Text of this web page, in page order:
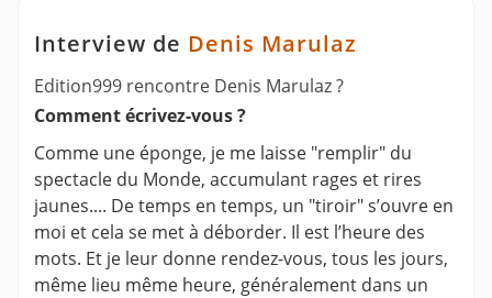
Interview de Denis Marulaz
Edition999 rencontre Denis Marulaz ?
Comment écrivez-vous ?
Comme une éponge, je me laisse "remplir" du
spectacle du Monde, accumulant rages et rires
jaunes.... De temps en temps, un "tiroir" s’ouvre en
moi et cela se met à déborder. Il est l’heure des
mots. Et je leur donne rendez-vous, tous les jours,
même lieu même heure, généralement dans un